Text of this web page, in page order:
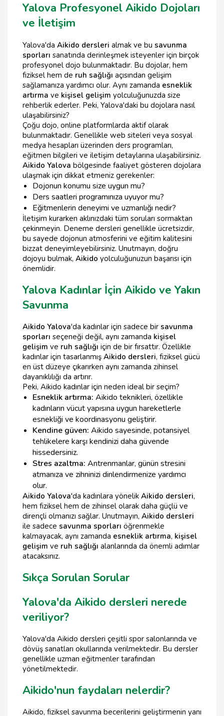
Yalova Profesyonel Aikido Dojoları
ve İletişim
Yalova'da Aikido dersleri almak ve bu savunma
sporları sanatında derinleşmek isteyenler için birçok
profesyonel dojo bulunmaktadır. Bu dojolar, hem
fiziksel hem de ruh sağlığı açısından gelişim
sağlamanıza yardımcı olur. Aynı zamanda esneklik
artırma ve kişisel gelişim yolculuğunuzda size
rehberlik ederler. Peki, Yalova'daki bu dojolara nasıl
ulaşabilirsiniz?
Çoğu dojo, online platformlarda aktif olarak
bulunmaktadır. Genellikle web siteleri veya sosyal
medya hesapları üzerinden ders programları,
eğitmen bilgileri ve iletişim detaylarına ulaşabilirsiniz.
Aikido Yalova bölgesinde faaliyet gösteren dojolara
ulaşmak için dikkat etmeniz gerekenler:
Dojonun konumu size uygun mu?
Ders saatleri programınıza uyuyor mu?
Eğitmenlerin deneyimi ve uzmanlığı nedir?
İletişim kurarken aklınızdaki tüm soruları sormaktan
çekinmeyin. Deneme dersleri genellikle ücretsizdir,
bu sayede dojonun atmosferini ve eğitim kalitesini
bizzat deneyimleyebilirsiniz. Unutmayın, doğru
dojoyu bulmak, Aikido yolculuğunuzun başarısı için
önemlidir.
Yalova Kadınlar İçin Aikido ve Yakın
Savunma
Aikido Yalova'da kadınlar için sadece bir savunma
sporları seçeneği değil, aynı zamanda kişisel
gelişim ve ruh sağlığı için de bir fırsattır. Özellikle
kadınlar için tasarlanmış Aikido dersleri, fiziksel gücü
en üst düzeye çıkarırken aynı zamanda zihinsel
dayanıklılığı da artırır.
Peki, Aikido kadınlar için neden ideal bir seçim?
Esneklik artırma: Aikido teknikleri, özellikle
kadınların vücut yapısına uygun hareketlerle
esnekliği ve koordinasyonu geliştirir.
Kendine güven: Aikido sayesinde, potansiyel
tehlikelere karşı kendinizi daha güvende
hissedersiniz.
Stres azaltma: Antrenmanlar, günün stresini
atmanıza ve zihninizi dinlendirmenize yardımcı
olur.
Aikido Yalova'da kadınlara yönelik Aikido dersleri,
hem fiziksel hem de zihinsel olarak daha güçlü ve
dirençli olmanızı sağlar. Unutmayın, Aikido dersleri
ile sadece savunma sporları öğrenmekle
kalmayacak, aynı zamanda esneklik artırma, kişisel
gelişim ve ruh sağlığı alanlarında da önemli adımlar
atacaksınız.
Sıkça Sorulan Sorular
Yalova'da Aikido dersleri nerede
veriliyor?
Yalova'da Aikido dersleri çeşitli spor salonlarında ve
dövüş sanatları okullarında verilmektedir. Bu dersler
genellikle uzman eğitmenler tarafından
yönetilmektedir.
Aikido'nun faydaları nelerdir?
Aikido, fiziksel savunma becerilerini geliştirmenin yanı